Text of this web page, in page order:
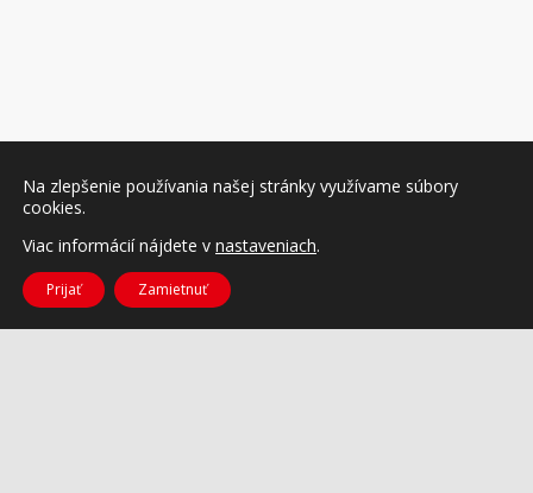
Na zlepšenie používania našej stránky využívame súbory
cookies.
Viac informácií nájdete v nastaveniach.
Prijať Zamietnuť